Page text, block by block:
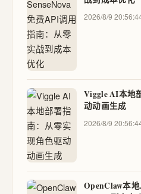
2026/8/9
Viggle AI本地
动动画生成
2026/8/9
OpenClaw本